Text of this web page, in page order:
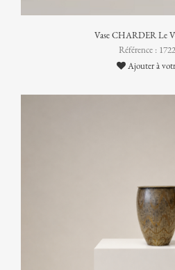
Vase CHARDER Le
Référence :
Ajouter à